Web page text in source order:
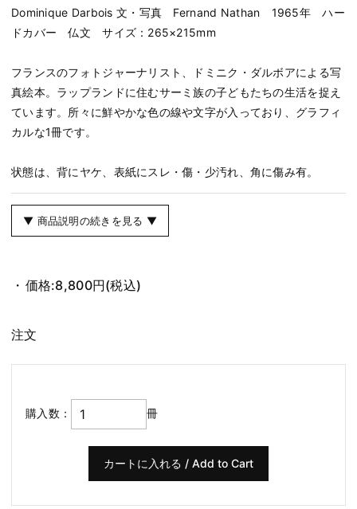
Dominique Darbois 文・写真 Fernand Nathan 1965年 ハー
ドカバー 仏文 サイズ：265×215mm
フランスのフォトジャーナリスト、ドミニク・ダルボアによる写
真絵本。ラップランドに住むサーミ族の子どもたちの生活を捉え
ています。所々に鮮やかな色の線や文字が入っており、グラフィ
カルな1冊です。
状態は、背にヤケ、表紙にスレ・傷・少汚れ、角に傷み有。
▼ 商品説明の続きを見る ▼
価格:8,800円(税込)
注文
購入数： 冊